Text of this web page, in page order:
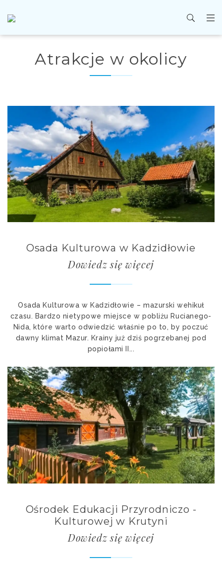
Apartament A2
Apartament A3
Atrakcje w okolicy
Osada Kulturowa w Kadzidłowie
Dowiedz się więcej
Osada Kulturowa w Kadzidłowie – mazurski wehikuł
czasu. Bardzo nietypowe miejsce w pobliżu Rucianego-
Nida, które warto odwiedzić właśnie po to, by poczuć
dawny klimat Mazur. Krainy już dziś pogrzebanej pod
popiołami II...
Ośrodek Edukacji Przyrodniczo -
Kulturowej w Krutyni
Dowiedz się więcej